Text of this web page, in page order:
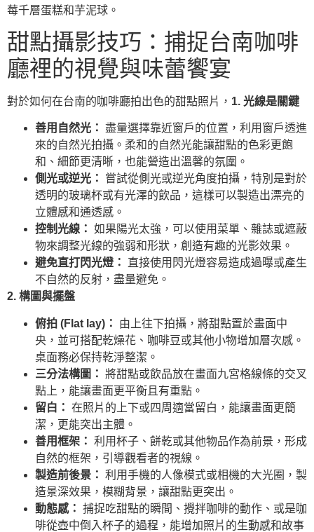
莓千層蛋糕和芋泥球。
甜點攝影技巧：捕捉台南咖啡
廳裡的視覺與味蕾饗宴
對於如何在台南的咖啡廳拍出色的甜點照片， 1. 光線是關鍵
善用自然光： 盡量選擇靠近窗戶的位置，利用窗戶透進
來的自然光拍攝。柔和的自然光能讓甜點的色彩更飽
和、細節更清晰，也能營造出溫馨的氛圍。
側光或逆光：
嘗試從側光或逆光角度拍攝，特別是對於
透明的玻璃杯或有光澤的飲品，這樣可以製造出漂亮的
立體感和通透感。
控制光線： 如果陽光太強，可以使用菜單、雜誌或遮蔽
物來調整光線的強弱和形狀，創造有趣的光影效果。
避免直打閃光燈：
直接使用閃光燈容易造成過曝或產生
不自然的反射，盡量避免。
2. 構圖與擺盤
俯拍 (Flat lay)：
由上往下拍攝，將甜點置於畫面中
央，並可搭配乾燥花、咖啡豆或其他小物增加層次感。
桌面務必保持乾淨整潔。
三分法構圖： 將甜點或飲品放在畫面九宮格線條的交叉
點上，能讓畫面更平衡且有重點。
留白： 在照片的上下或四周適當留白，能讓畫面更簡
潔，更能突出主體。
善用框架： 利用杯子、餅乾或其他物品作為前景，形成
自然的框架，引導觀看者的視線。
製造前後景： 利用手機的人像模式或相機的大光圈，製
造景深效果，模糊背景，讓甜點更突出。
動態感： 捕捉吃甜點的瞬間、攪拌咖啡的動作、或是咖
啡從壺中倒入杯子的過程，能增加照片的生動感和故事